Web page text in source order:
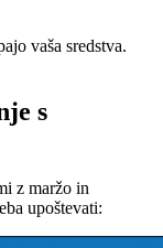
vaša sredstva.
s
z maržo in
upoštevati: